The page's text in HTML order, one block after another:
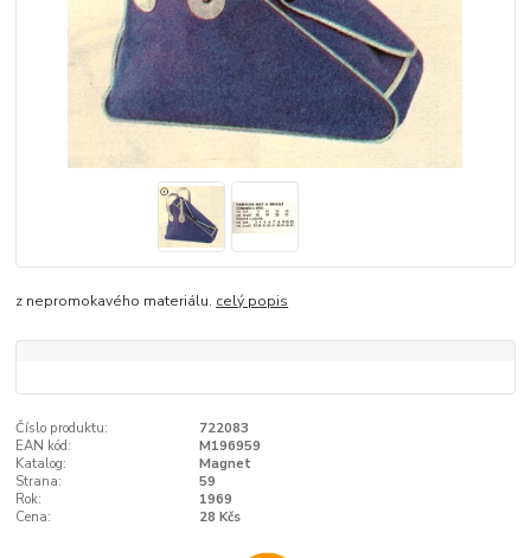
z nepromokavého materiálu. celý popis
Číslo produktu:
722083
EAN kód:
M196959
Katalog:
Magnet
Strana:
59
Rok:
1969
Cena:
28 Kčs